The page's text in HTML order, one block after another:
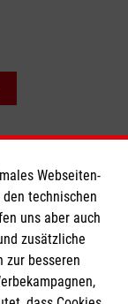
Webseiten-
technischen
uns aber auch
zusätzliche
zur besseren